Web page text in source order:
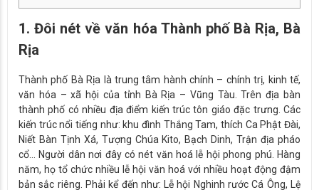
1. Đôi nét về văn hóa Thành phố Bà Rịa, Bà
Rịa
Thành phố Bà Rịa là trung tâm hành chính – chính trị, kinh tế,
văn hóa – xã hội của tỉnh Bà Rịa – Vũng Tàu. Trên địa bàn
thành phố có nhiều địa điểm kiến trúc tôn giáo đặc trưng. Các
kiến trúc nổi tiếng như: khu đình Thắng Tam, thích Ca Phật Đài,
Niết Bàn Tịnh Xá, Tượng Chúa Kito, Bạch Dinh, Trận địa pháo
cổ… Người dân nơi đây có nét văn hoá lễ hội phong phú. Hàng
năm, họ tổ chức nhiều lễ hội văn hoá với nhiều hoạt động đậm
bản sắc riêng. Phải kể đến như: Lễ hội Nghinh rước Cá Ông, Lệ